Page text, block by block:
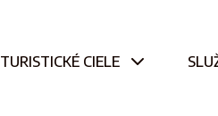
TURISTICKÉ CIELE